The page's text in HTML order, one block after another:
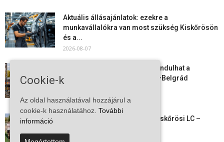
Aktuális állásajánlatok: ezekre a
munkavállalókra van most szükség Kiskőrösön
és a...
2026-08-07
Vitézy Dávid: már ősszel újraindulhat a
személyszállítás a Budapest–Belgrád
2026-08-06
Megkezdte a felkészülést a Kiskőrösi LC –
2026-08-06
Cookie-k
Az oldal használatával hozzájárul a
cookie-k használatához. További
információ